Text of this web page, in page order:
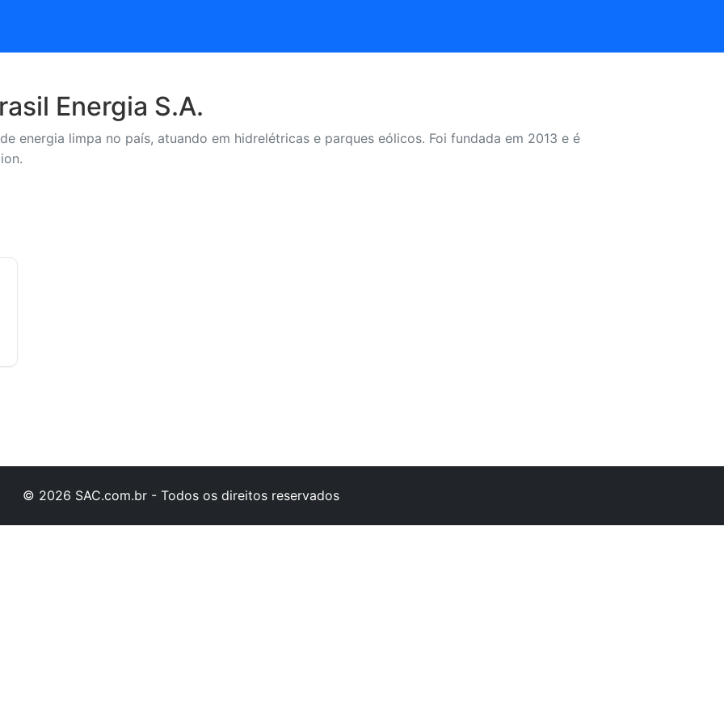
Energia S.A.
energia limpa no país, atuando em hidrelétricas e parques eólicos. Foi fundada em 2013 e é
© 2026 SAC.com.br - Todos os direitos reservados